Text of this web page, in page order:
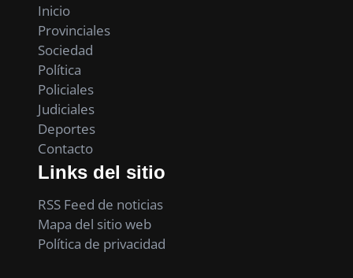
Inicio
Provinciales
Sociedad
Política
Policiales
Judiciales
Deportes
Contacto
Links del sitio
RSS Feed de noticias
Mapa del sitio web
Política de privacidad